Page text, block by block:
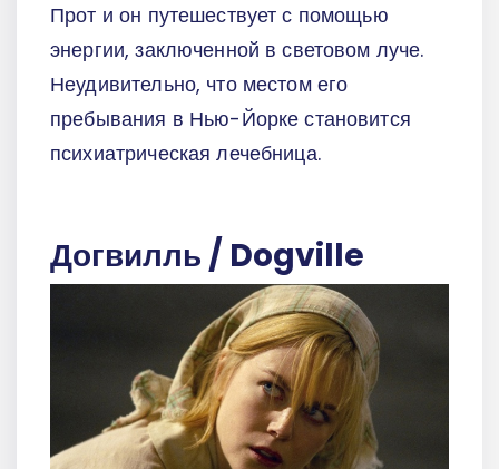
Прот и он путешествует с помощью
энергии, заключенной в световом луче.
Неудивительно, что местом его
пребывания в Нью-Йорке становится
психиатрическая лечебница.
Догвилль / Dogville